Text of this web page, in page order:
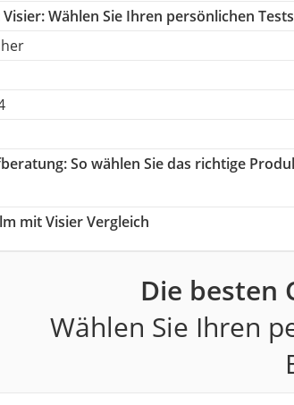
Wählen Sie Ihren persönlichen
: So wählen Sie das richtige
mit Visier Vergleich
Die besten
Wählen Sie Ihren